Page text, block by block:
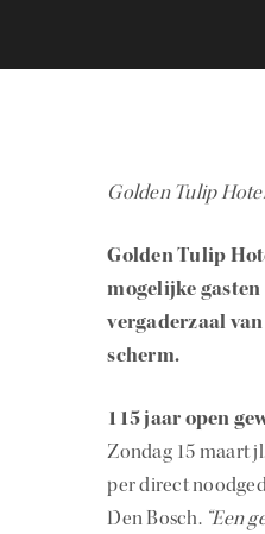
Golden Tulip
Golden Tulip
mogelijke gasten
vergaderzaal
scherm.
115 jaar open
Zondag 15 maart
per direct
Den Bosch.“Een